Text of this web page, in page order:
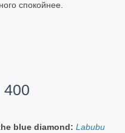
спокойнее.
400
blue diamond: Labubu